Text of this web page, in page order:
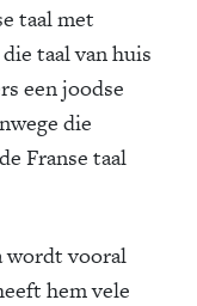
taal met
taal van huis
een joodse
die
Franse taal
wordt vooral
hem vele